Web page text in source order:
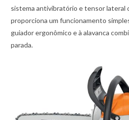
sistema antivibratório e tensor lateral
proporciona um funcionamento
guiador ergonômico e à alavanca
parada.